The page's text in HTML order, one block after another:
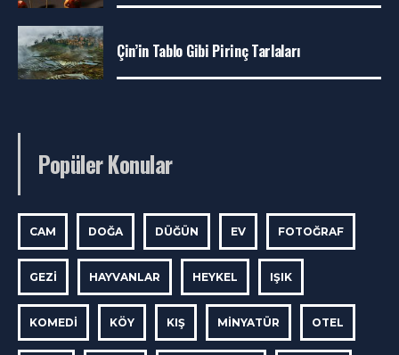
Çin’in Tablo Gibi Pirinç Tarlaları
Popüler Konular
CAM DOĞA DÜĞÜN EV FOTOĞRAF
GEZI HAYVANLAR HEYKEL IŞIK
KOMEDI KÖY KIŞ MINYATÜR OTEL